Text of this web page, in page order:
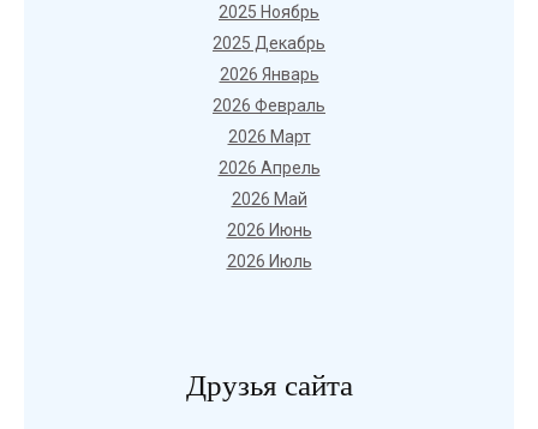
2025 Ноябрь
2025 Декабрь
2026 Январь
2026 Февраль
2026 Март
2026 Апрель
2026 Май
2026 Июнь
2026 Июль
Друзья сайта